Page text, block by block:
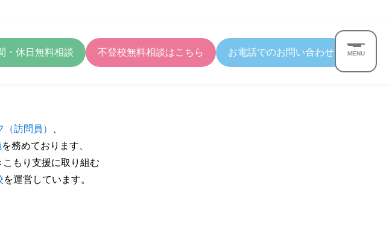
・休日無料相談 不登校無料相談はこちら お電話でのお問い合わせ MENU
訪問員）
を務めております、
もり支援に取り組む
を運営しています。